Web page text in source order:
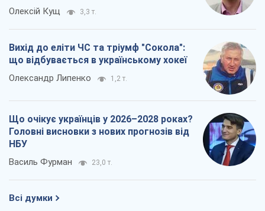
Олексій Кущ 3,3 т.
Вихід до еліти ЧС та тріумф "Сокола":
що відбувається в українському хокеї
Олександр Липенко 1,2 т.
Що очікує українців у 2026–2028 роках?
Головні висновки з нових прогнозів від
НБУ
Василь Фурман 23,0 т.
Всі думки